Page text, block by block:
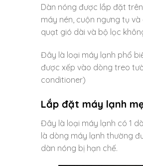
Dàn nóng được lắp đặt
máy nén, cuộn ngưng tụ
quạt gió dài và bộ lọc
Đây là loại máy lạnh phổ
được xếp vào dòng treo
conditioner)
Lắp đặt máy lạnh
Đây là loại máy lạnh có 1
là dòng máy lạnh thường
dàn nóng bị hạn chế.